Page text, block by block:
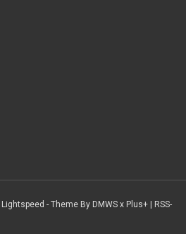
Lightspeed - Theme By DMWS x Plus+ | RSS-